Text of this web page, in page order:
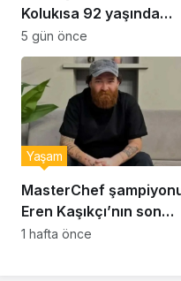
Kolukısa 92 yaşında
hayatını kaybetti
5 gün önce
MasterChef
Eren Kaşıkçı’nın son
anlarındaki kahreden
Yaşam
1 hafta önce